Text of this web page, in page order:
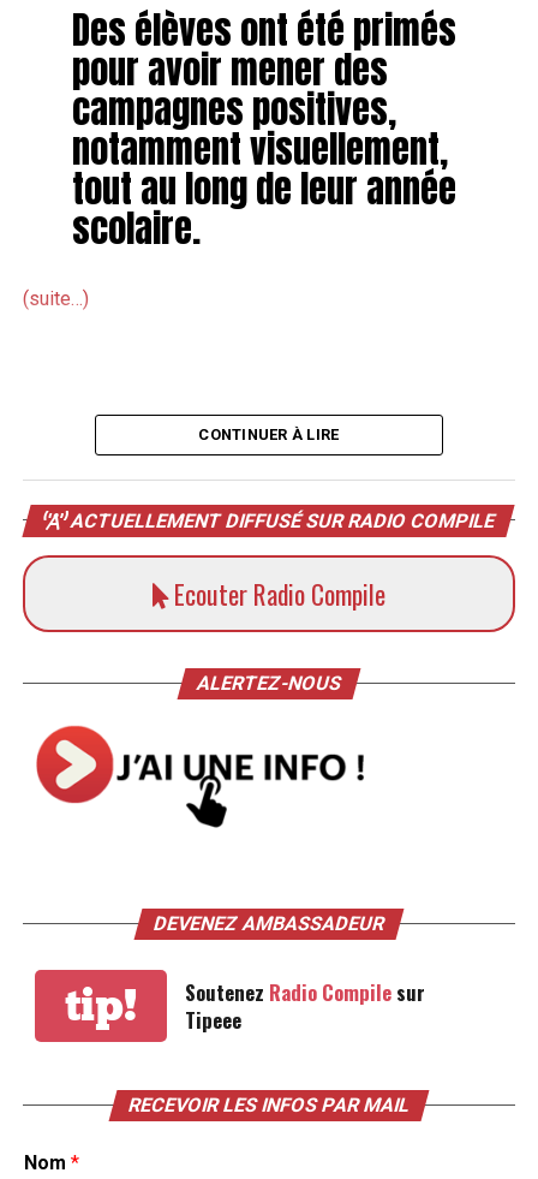
Des élèves ont été primés
pour avoir mener des
campagnes positives,
notamment visuellement,
tout au long de leur année
scolaire.
(suite…)
CONTINUER À LIRE
ACTUELLEMENT DIFFUSÉ SUR RADIO COMPILE
Ecouter Radio Compile
ALERTEZ-NOUS
DEVENEZ AMBASSADEUR
tip! Soutenez Radio Compilesur
Tipeee
RECEVOIR LES INFOS PAR MAIL
Nom *